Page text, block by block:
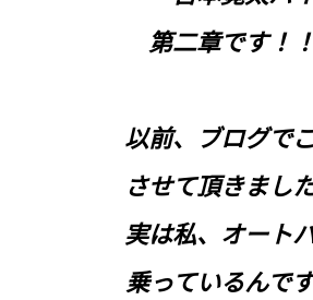
第二章です！
以前、ブログで
させて頂きました
実は私、オート
乗っているんで